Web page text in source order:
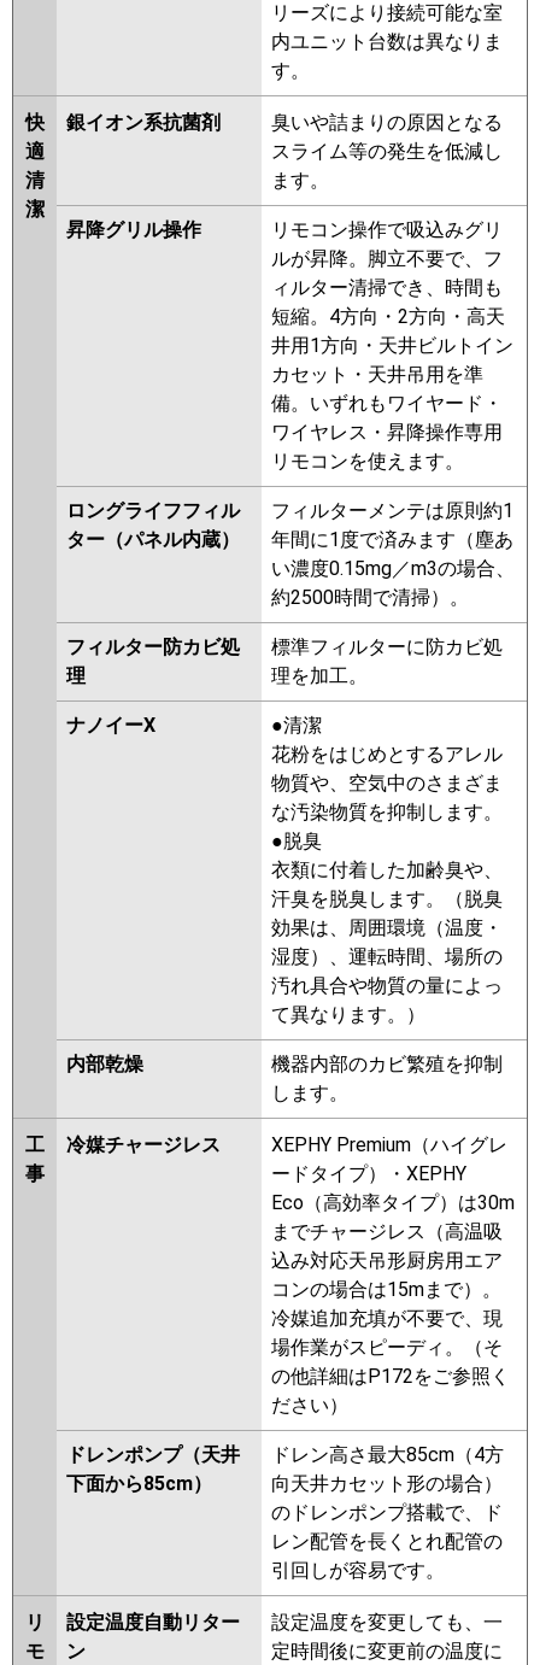
リーズにより接続可能な室
内ユニット台数は異なりま
す。
快
適
清
潔
銀イオン系抗菌剤
臭いや詰まりの原因となる
スライム等の発生を低減し
ます。
昇降グリル操作
リモコン操作で吸込みグリ
ルが昇降。脚立不要で、フ
ィルター清掃でき、時間も
短縮。4方向・2方向・高天
井用1方向・天井ビルトイン
カセット・天井吊用を準
備。いずれもワイヤード・
ワイヤレス・昇降操作専用
リモコンを使えます。
ロングライフフィル
ター（パネル内蔵）
フィルターメンテは原則約1
年間に1度で済みます（塵あ
い濃度0.15mg／m3の場合、
約2500時間で清掃）。
フィルター防カビ処
理
標準フィルターに防カビ処
理を加工。
ナノイーX
●清潔
花粉をはじめとするアレル
物質や、空気中のさまざま
な汚染物質を抑制します。
●脱臭
衣類に付着した加齢臭や、
汗臭を脱臭します。（脱臭
効果は、周囲環境（温度・
湿度）、運転時間、場所の
汚れ具合や物質の量によっ
て異なります。）
内部乾燥
機器内部のカビ繁殖を抑制
します。
工
事
冷媒チャージレス
XEPHY Premium（ハイグレ
ードタイプ）・XEPHY
Eco（高効率タイプ）は30m
までチャージレス（高温吸
込み対応天吊形厨房用エア
コンの場合は15mまで）。
冷媒追加充填が不要で、現
場作業がスピーディ。（そ
の他詳細はP172をご参照く
ださい）
ドレンポンプ（天井
下面から85cm）
ドレン高さ最大85cm（4方
向天井カセット形の場合）
のドレンポンプ搭載で、ド
レン配管を長くとれ配管の
引回しが容易です。
リ
モ
設定温度自動リター
ン
設定温度を変更しても、一
定時間後に変更前の温度に